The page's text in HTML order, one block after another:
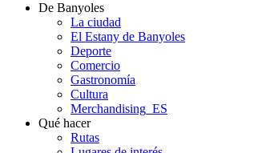
De Banyoles
La ciudad
El Estany de Banyoles
Deporte
Comercio
Gastronomía
Cultura
Merchandising_ES
Qué hacer
Rutas